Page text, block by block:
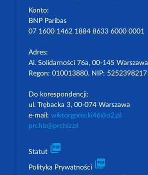
Konto:
BNP Paribas
07 1600 1462 1884 8633 6000 0001
Adres:
Al. Solidarności 76a, 00-145 Warszawa
Regon: 010013880. NIP: 5252398217
Do korespondencji:
ul. Trębacka 3, 00-074 Warszawa
e-mail: wiktorgorecki46@o2.pl
prchiz@prchiz.pl
Statut picture_as_pdf
Polityka Prywatności picture_as_pdf